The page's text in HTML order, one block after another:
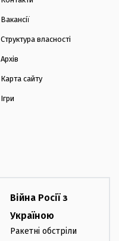
Вакансії
Структура власності
Архів
Карта сайту
Ігри
Війна Росії з
Україною
Ракетні обстріли